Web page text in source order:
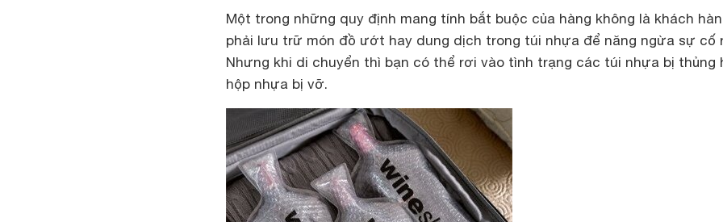
Một trong những quy định mang tính bắt buộc của hàng không là khách
phải lưu trữ món đồ ướt hay dung dịch trong túi nhựa để năng ngừa sự cố
Nhưng khi di chuyển thì bạn có thể rơi vào tình trạng các túi nhựa bị thủng
hộp nhựa bị vỡ.